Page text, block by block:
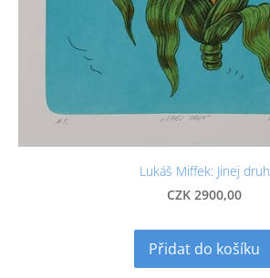
Lukáš Miffek: Jinej druh
CZK 2900,00
Přidat do košíku